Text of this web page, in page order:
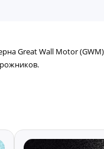
Great Wall Motor